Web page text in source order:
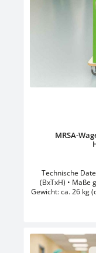
MRSA-
Technische
(BxTxH) • Maße
Gewicht: ca. 26 kg
Ø 125 mm, 2
Montage der